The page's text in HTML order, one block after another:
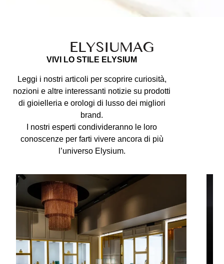
ELYSIUMAG
VIVI LO STILE ELYSIUM
Leggi i nostri articoli per scoprire curiosità,
nozioni e altre interessanti notizie su prodotti
di gioielleria e orologi di lusso dei migliori
brand.
I nostri esperti condivideranno le loro
conoscenze per farti vivere ancora di più
l’universo Elysium.